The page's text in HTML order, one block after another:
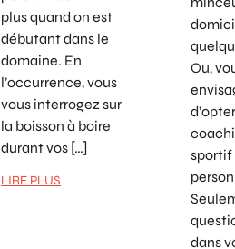
plus quand on est
débutant dans le
domaine. En
l’occurrence, vous
vous interrogez sur
la boisson à boire
durant vos […]
LIRE PLUS
Ou,
sportif
dans